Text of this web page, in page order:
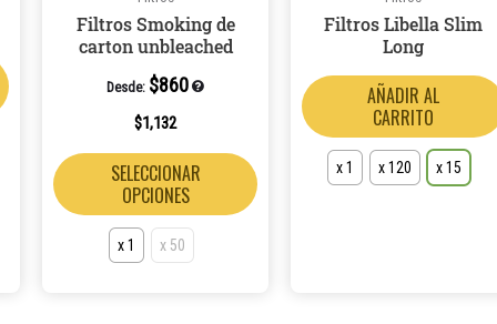
la
producto
Filtros Smoking de
carton unbleached
Desde: $860
$1,132
SELECCIONAR
OPCIONES
producto
x 1 x 50
Filtros Libella Slim
Long
AÑADIR AL
CARRITO
x 1 x 120 x 15